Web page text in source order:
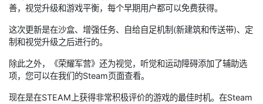
善，视觉升级和游戏平衡，每个早期用户都可以免费获得。
这次更新是在沙盒、增强任务、自给自足机制(新建筑和传送带)、定
制和视觉升级之后进行的。
除此之外，《荣耀军营》还为视觉，听觉和运动障碍添加了辅助选
项，您可以在我们的Steam页面查看。
现在是在STEAM上获得非常积极评价的游戏的最佳时机。在Steam